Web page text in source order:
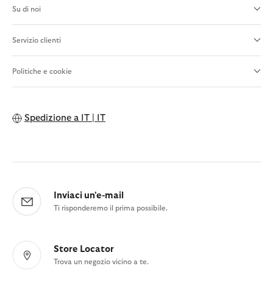
Su di noi
Servizio clienti
Politiche e cookie
Spedizione a IT | IT
Inviaci un'e-mail
Ti risponderemo il prima possibile.
Store Locator
Trova un negozio vicino a te.